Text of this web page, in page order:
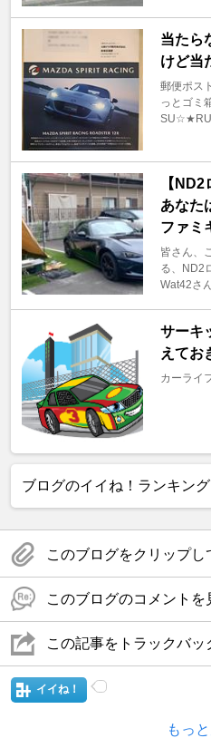
当たら
けど当
郵便ポス
っとゴミ
【
あなた
ファミ
皆さん、
る、ND2
Wat42さ
サーキ
えてお
カーライ
ブログのイイね！ランキン
このブログをクリップし
このブログのコメントを
この記事をトラックバッ
イイね！
もっ